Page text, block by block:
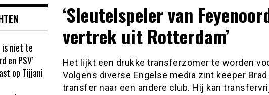
‘Sleutelspeler van
vertrek uit Rotterdam’
Het lijkt een drukke transferzomer te worden
Volgens diverse Engelse media zint keeper
transfer naar een andere club. Hij kan
is niet te
en PSV’
op Tijjani